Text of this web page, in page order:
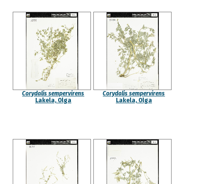
Corydalis sempervirens
Lakela, Olga
Corydalis sempervirens
Lakela, Olga